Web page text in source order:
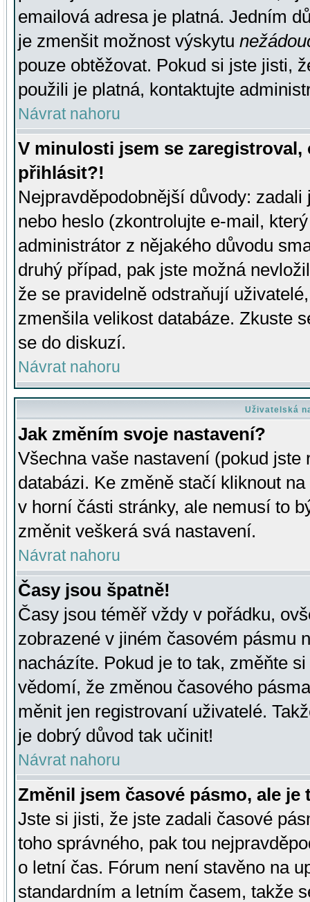
emailová adresa je platná. Jedním
je zmenšit možnost výskytu
pouze obtěžovat. Pokud si jste jisti,
použili je platná, kontaktujte
Návrat nahoru
V minulosti jsem se
přihlásit?!
Nejpravděpodobnější důvody:
nebo heslo (zkontrolujte e-mail,
administrátor z nějakého důvodu
druhý případ, pak jste možná
že se pravidelně odstraňují
zmenšila velikost databáze. Zkuste
se do diskuzí.
Návrat nahoru
Uživatelská
Jak změním svoje nastavení?
Všechna vaše nastavení (pokud
databázi. Ke změně stačí kliknout
v horní části stránky, ale nemusí to
změnit veškerá svá nastavení.
Návrat nahoru
Časy jsou špatně!
Časy jsou téměř vždy v pořádku,
zobrazené v jiném časovém pásmu
nacházíte. Pokud je to tak, změňte
vědomí, že změnou časového
měnit jen registrovaní uživatelé.
je dobrý důvod tak učinit!
Návrat nahoru
Změnil jsem časové pásmo, ale je
Jste si jisti, že jste zadali časové
toho správného, pak tou
o letní čas. Fórum není stavěno na
standardním a letním časem, takže